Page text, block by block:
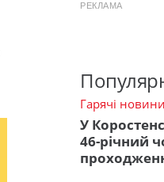
РЕКЛАМА
Гарячі новини
У
46-річний